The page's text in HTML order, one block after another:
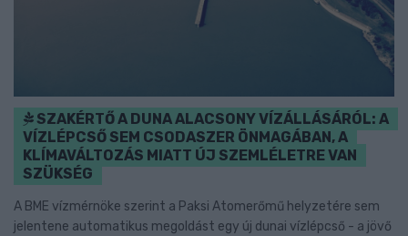
SZAKÉRTŐ A DUNA ALACSONY VÍZÁLLÁSÁRÓL: A
VÍZLÉPCSŐ SEM CSODASZER ÖNMAGÁBAN, A
KLÍMAVÁLTOZÁS MIATT ÚJ SZEMLÉLETRE VAN
SZÜKSÉG
A BME vízmérnöke szerint a Paksi Atomerőmű helyzetére sem
jelentene automatikus megoldást egy új dunai vízlépcső - a jövő